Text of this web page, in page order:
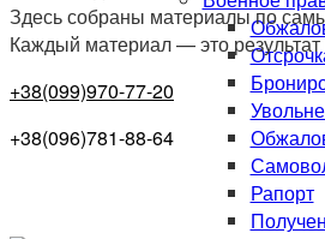
Рапорт
Здесь собраны материалы по
Каждый материал — это результат
+38(099)970-77-20
+38(096)781-88-64